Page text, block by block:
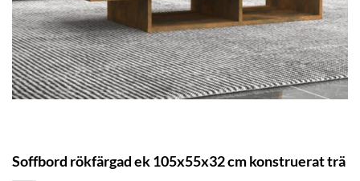
Soffbord rökfärgad ek 105x55x32 cm konstruerat trä